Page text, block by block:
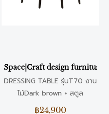
living DRESSING TABLE รุ่
Space|Craft design furniture
DRESSING TABLE รุ่นT70 งาน
ไม้Dark brown + สตูล
120x50x75cm ขนาด: 20 x
฿24,900